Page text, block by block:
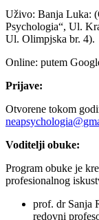
Uživo: Banja Luka:
Psychologia“, Ul.
Ul. Olimpjska br. 4).
Online: putem
Prijave:
Otvorene tokom
Voditelji obuke:
Program obuke je
profesionalnog
prof. dr Sanja
redovni